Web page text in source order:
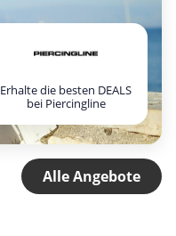
Erhalte die besten DEALS
bei Piercingline
Alle Angebote